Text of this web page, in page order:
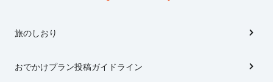
旅のしおり
おでかけプラン投稿ガイドライン